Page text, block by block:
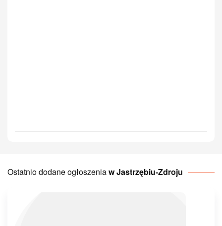
Ostatnio dodane ogłoszeniaw Jastrzębiu-Zdroju